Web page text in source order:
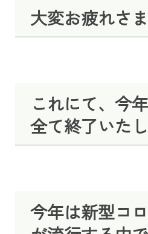
大変お疲れさ
これにて、今
全て終了いたし
今年は新型コ